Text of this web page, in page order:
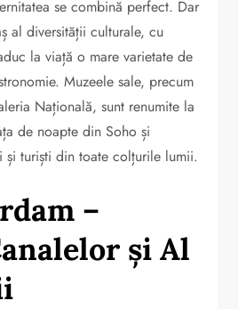
se combină perfect. Dar
al diversității culturale, cu
la viață o mare varietate de
Muzeele sale, precum
Națională, sunt renumite la
de noapte din Soho și
și turiști din toate colțurile lumii.
–
și Al